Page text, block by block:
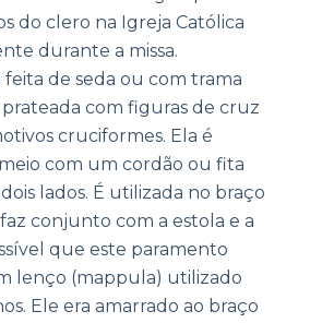
do clero na Igreja Católica
durante a missa.
de seda ou com trama
com figuras de cruz
cruciformes. Ela é
com um cordão ou fita
lados. É utilizada no braço
conjunto com a estola e a
que este paramento
lenço (mappula) utilizado
Ele era amarrado ao braço